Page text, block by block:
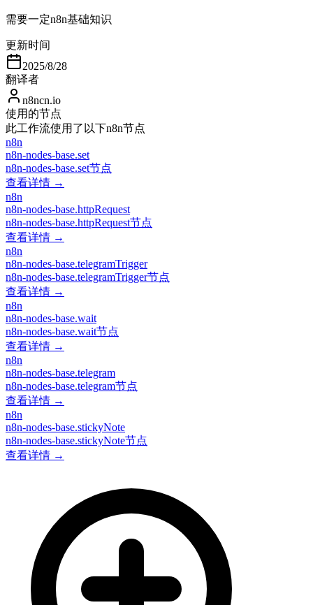
需要一定n8n基础知识
更新时间
2025/8/28
翻译者
n8ncn.io
使用的节点
此工作流使用了以下n8n节点
n8n
n8n-nodes-base.set
n8n-nodes-base.set节点
查看详情 →
n8n
n8n-nodes-base.httpRequest
n8n-nodes-base.httpRequest节点
查看详情 →
n8n
n8n-nodes-base.telegramTrigger
n8n-nodes-base.telegramTrigger节点
查看详情 →
n8n
n8n-nodes-base.wait
n8n-nodes-base.wait节点
查看详情 →
n8n
n8n-nodes-base.telegram
n8n-nodes-base.telegram节点
查看详情 →
n8n
n8n-nodes-base.stickyNote
n8n-nodes-base.stickyNote节点
查看详情 →